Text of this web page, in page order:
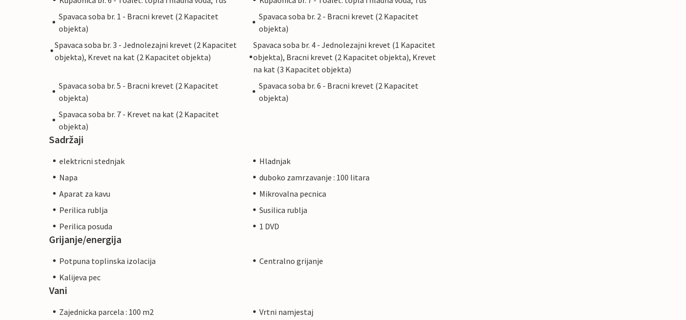
Spavaca soba br. 1 - Bracni krevet (2 Kapacitet
objekta)
Spavaca soba br. 2 - Bracni krevet (2 Kapacitet
objekta)
Spavaca soba br. 3 - Jednolezajni krevet (2 Kapacitet
objekta), Krevet na kat (2 Kapacitet objekta)
Spavaca soba br. 4 - Jednolezajni krevet (1 Kapacitet
objekta), Bracni krevet (2 Kapacitet objekta), Krevet
na kat (3 Kapacitet objekta)
Spavaca soba br. 5 - Bracni krevet (2 Kapacitet
objekta)
Spavaca soba br. 6 - Bracni krevet (2 Kapacitet
objekta)
Spavaca soba br. 7 - Krevet na kat (2 Kapacitet
objekta)
Sadržaji
elektricni stednjak
Hladnjak
Napa
duboko zamrzavanje : 100 litara
Aparat za kavu
Mikrovalna pecnica
Perilica rublja
Susilica rublja
Perilica posuda
1 DVD
Grijanje/energija
Potpuna toplinska izolacija
Centralno grijanje
Kalijeva pec
Vani
Zajednicka parcela : 100 m2
Vrtni namjestaj